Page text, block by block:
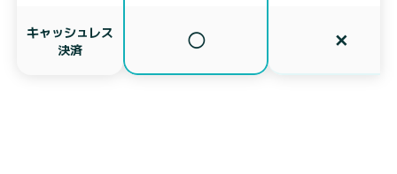
キャッシュレス
決済
◯ ✕